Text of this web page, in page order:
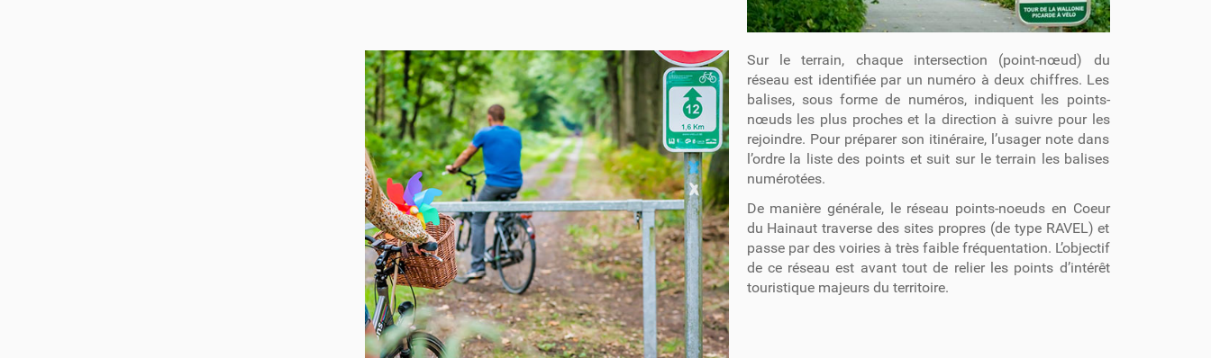
Sur le terrain, chaque intersection (point-nœud) du
réseau est identifiée par un numéro à deux chiffres. Les
balises, sous forme de numéros, indiquent les points-
nœuds les plus proches et la direction à suivre pour les
rejoindre. Pour préparer son itinéraire, l’usager note dans
l’ordre la liste des points et suit sur le terrain les balises
numérotées.
De manière générale, le réseau points-noeuds en Coeur
du Hainaut traverse des sites propres (de type RAVEL) et
passe par des voiries à très faible fréquentation. L’objectif
de ce réseau est avant tout de relier les points d’intérêt
touristique majeurs du territoire.